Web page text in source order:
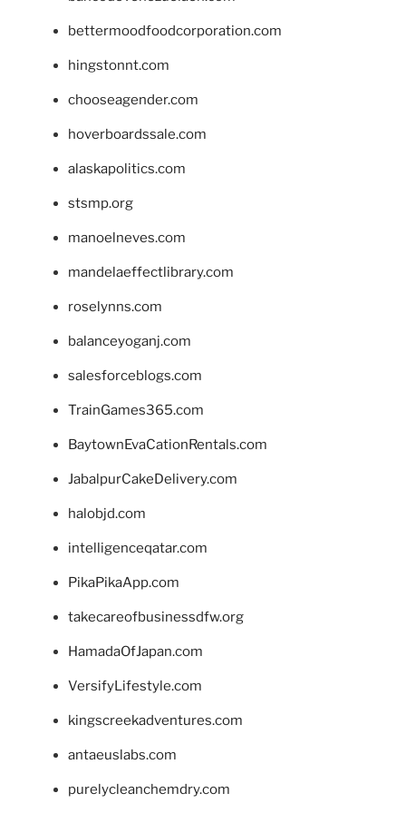
bettermoodfoodcorporation.com
hingstonnt.com
chooseagender.com
hoverboardssale.com
alaskapolitics.com
stsmp.org
manoelneves.com
mandelaeffectlibrary.com
roselynns.com
balanceyoganj.com
salesforceblogs.com
TrainGames365.com
BaytownEvaCationRentals.com
JabalpurCakeDelivery.com
halobjd.com
intelligenceqatar.com
PikaPikaApp.com
takecareofbusinessdfw.org
HamadaOfJapan.com
VersifyLifestyle.com
kingscreekadventures.com
antaeuslabs.com
purelycleanchemdry.com